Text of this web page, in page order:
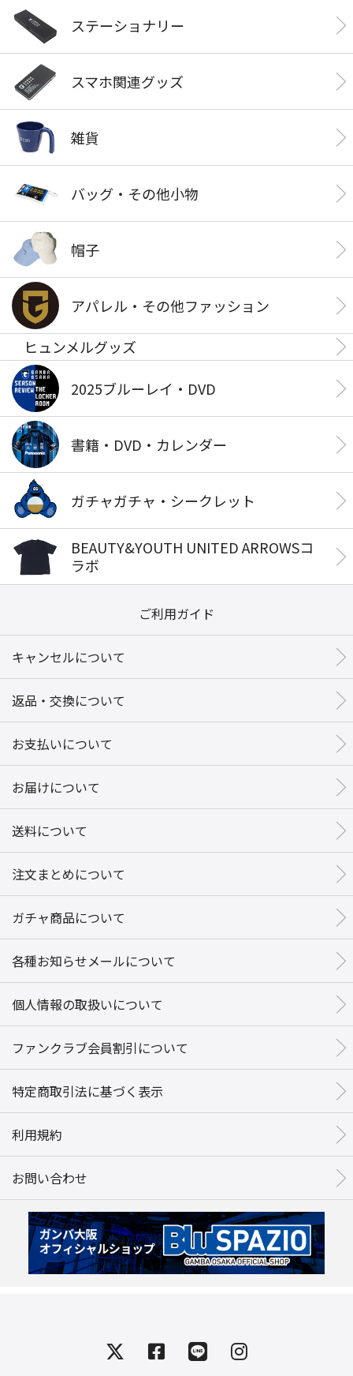
ステーショナリー
スマホ関連グッズ
雑貨
バッグ・その他小物
帽子
アパレル・その他ファッション
ヒュンメルグッズ
2025ブルーレイ・DVD
書籍・DVD・カレンダー
ガチャガチャ・シークレット
BEAUTY&YOUTH UNITED ARROWSコ
ラボ
ご利用ガイド
キャンセルについて
返品・交換について
お支払いについて
お届けについて
送料について
注文まとめについて
ガチャ商品について
各種お知らせメールについて
個人情報の取扱いについて
ファンクラブ会員割引について
特定商取引法に基づく表示
利用規約
お問い合わせ